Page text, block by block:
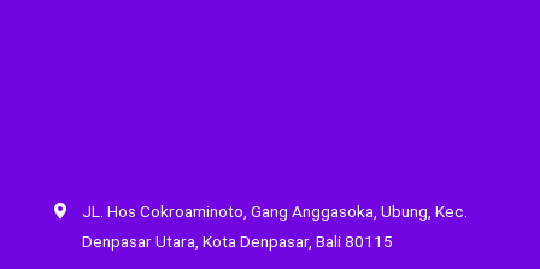
JL. Hos Cokroaminoto, Gang Anggasoka, Ubung, Kec.
Denpasar Utara, Kota Denpasar, Bali 80115